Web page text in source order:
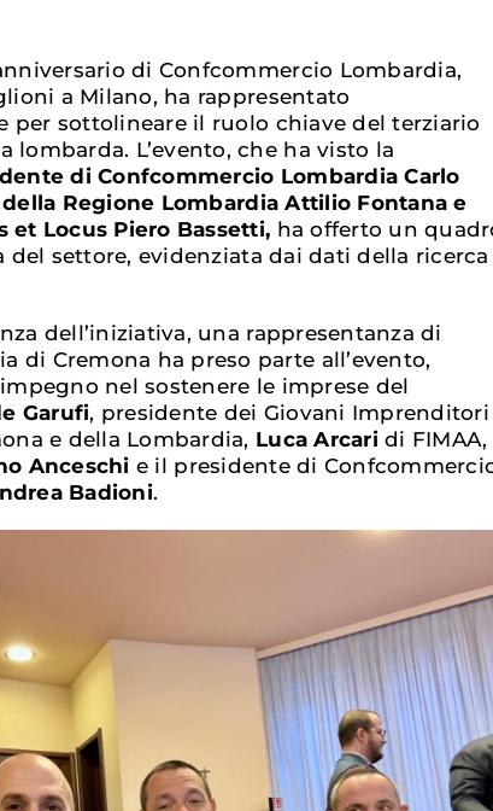
di Confcommercio Lombardia,
a Milano, ha rappresentato
per sottolineare il ruolo chiave del terziario
lombarda. L’evento, che ha visto la
di Confcommercio Lombardia Carlo
Regione Lombardia Attilio Fontana e
et Locus Piero Bassetti, ha offerto un
settore, evidenziata dai dati della ricerca
dell’iniziativa, una rappresentanza di
di Cremona ha preso parte all’evento,
nel sostenere le imprese del
Garufi, presidente dei Giovani Imprenditori
e della Lombardia, Luca Arcaridi
Anceschi e il presidente di
Badioni.